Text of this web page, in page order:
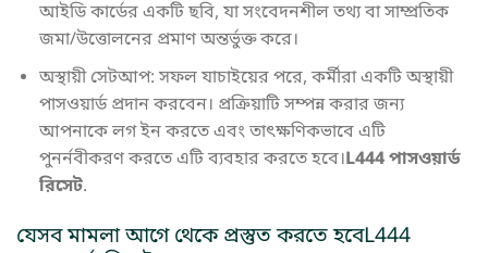
আইডি কার্ডের একটি ছবি, যা সংবেদনশীল তথ্য বা সাম্প্রতিক
জমা/উত্তোলনের প্রমাণ অন্তর্ভুক্ত করে।
অস্থায়ী সেটআপ: সফল যাচাইয়ের পরে, কর্মীরা একটি অস্থায়ী
পাসওয়ার্ড প্রদান করবেন। প্রক্রিয়াটি সম্পন্ন করার জন্য
আপনাকে লগ ইন করতে এবং তাৎক্ষণিকভাবে এটি
পুনর্নবীকরণ করতে এটি ব্যবহার করতে হবে।L444 পাসওয়ার্ড
রিসেট.
যেসব মামলা আগে থেকে প্রস্তুত করতে হবেL444